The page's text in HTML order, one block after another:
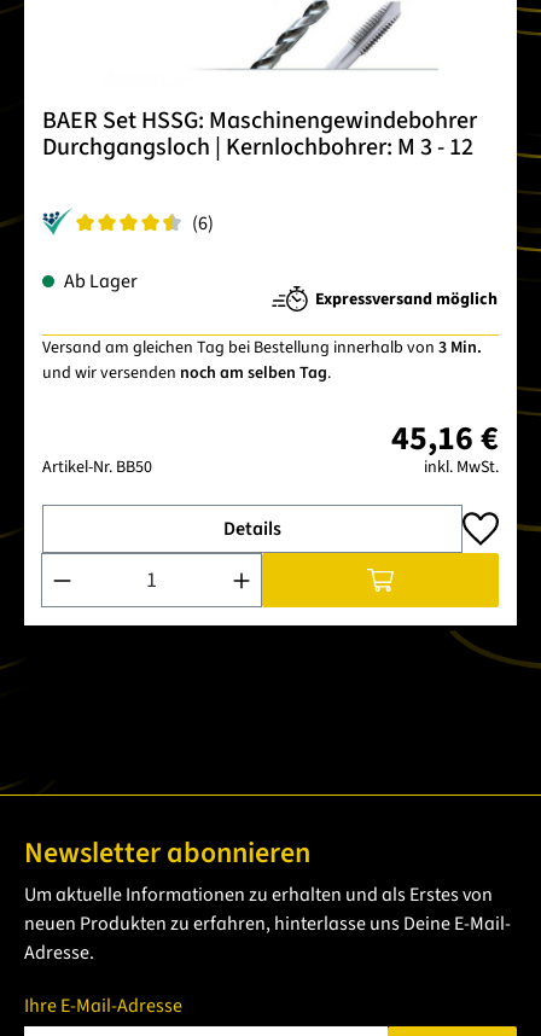
BAER Set HSSG: Maschinengewindebohrer
Durchgangsloch | Kernlochbohrer: M 3 - 12
(6)
Ab Lager
Expressversand möglich
Versand am gleichen Tag bei Bestellung innerhalb von 3 Min.
und wir versenden noch am selben Tag.
Artikel-Nr. BB50
45,16 €
inkl. MwSt.
Details
Produkt Anzahl: Gib den gewünschten Wert ein oder
Newsletter abonnieren
Um aktuelle Informationen zu erhalten und als Erstes von
neuen Produkten zu erfahren, hinterlasse uns Deine E-Mail-
Adresse.
Ihre E-Mail-Adresse